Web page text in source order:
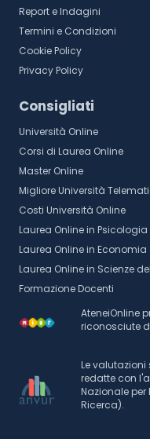
Report e Indagini
Termini e Condizioni
Cookie Policy
Privacy Policy
Consigliati
Università Online
Corsi di Laurea Online
Master Online
Migliore Università
Costi Università Online
Laurea Online in Psicologia
Laurea Online in Economia
Laurea Online in Scienze
Formazione Docenti
AteneiOnline
riconosciute
Le
redatte con
Nazionale
Ricerca).